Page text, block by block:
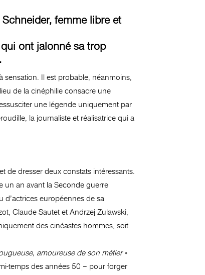
femme libre et
ont jalonné sa trop
sensation. Il est probable, néanmoins,
de la cinéphilie consacre une
une légende uniquement par
la journaliste et réalisatrice qui a
de dresser deux constats intéressants.
un an avant la Seconde guerre
d’actrices européennes de sa
Claude Sautet et Andrzej Zulawski,
des cinéastes hommes, soit
amoureuse de son métier»
temps des années 50 – pour forger